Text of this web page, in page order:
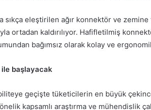
sıkça eleştirilen ağır konnektör ve
ortadan kaldırılıyor. Hafifletilmiş
bağımsız olarak kolay ve
ile başlayacak
geçişte tüketicilerin en büyük
kapsamlı araştırma ve mühendislik